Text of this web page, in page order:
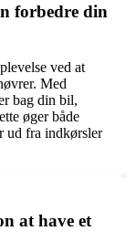
forbedre din
ved at
Med
bag din bil,
øger både
ud fra indkørsler
at have et